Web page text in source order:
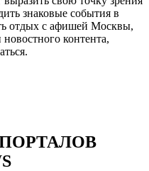
знаковые события в
отдых с афишей Москвы,
контента,